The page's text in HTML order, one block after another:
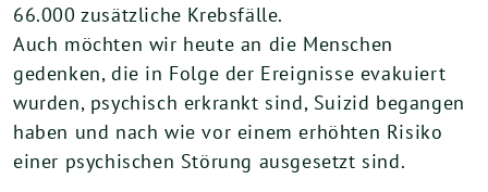
66.000 zusätzliche Krebsfälle.
Auch möchten wir heute an die Menschen
gedenken, die in Folge der Ereignisse evakuiert
wurden, psychisch erkrankt sind, Suizid begangen
haben und nach wie vor einem erhöhten Risiko
einer psychischen Störung ausgesetzt sind.